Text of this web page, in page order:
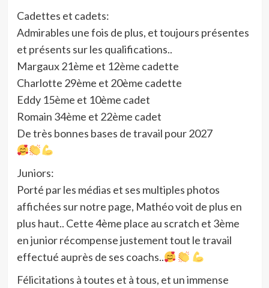
Cadettes et cadets:
Admirables une fois de plus, et toujours présentes
et présents sur les qualifications..
Margaux 21ème et 12ème cadette
Charlotte 29ème et 20ème cadette
Eddy 15ème et 10ème cadet
Romain 34ème et 22ème cadet
De très bonnes bases de travail pour 2027
Juniors:
Porté par les médias et ses multiples photos
affichées sur notre page, Mathéo voit de plus en
plus haut.. Cette 4ème place au scratch et 3ème
en junior récompense justement tout le travail
effectué auprès de ses coachs..
Félicitations à toutes et à tous, et un immense